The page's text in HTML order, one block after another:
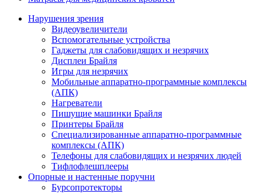
Нарушения зрения
Видеоувеличители
Вспомогательные устройства
Гаджеты для слабовидящих и незрячих
Дисплеи Брайля
Игры для незрячих
Мобильные аппаратно-программные комплексы
(АПК)
Нагреватели
Пишущие машинки Брайля
Принтеры Брайля
Специализированные аппаратно-программные
комплексы (АПК)
Телефоны для слабовидящих и незрячих людей
Тифлофлешплееры
Опорные и настенные поручни
Бурсопротекторы